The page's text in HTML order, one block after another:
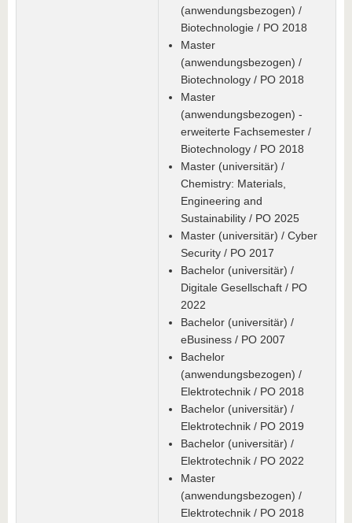
(anwendungsbezogen) /
Biotechnologie / PO 2018
Master
(anwendungsbezogen) /
Biotechnology / PO 2018
Master
(anwendungsbezogen) -
erweiterte Fachsemester /
Biotechnology / PO 2018
Master (universitär) /
Chemistry: Materials,
Engineering and
Sustainability / PO 2025
Master (universitär) / Cyber
Security / PO 2017
Bachelor (universitär) /
Digitale Gesellschaft / PO
2022
Bachelor (universitär) /
eBusiness / PO 2007
Bachelor
(anwendungsbezogen) /
Elektrotechnik / PO 2018
Bachelor (universitär) /
Elektrotechnik / PO 2019
Bachelor (universitär) /
Elektrotechnik / PO 2022
Master
(anwendungsbezogen) /
Elektrotechnik / PO 2018